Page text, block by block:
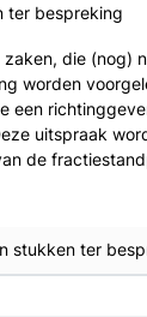
ter bespreking
zaken, die (nog)
worden
een
uitspraak
de
stukken ter